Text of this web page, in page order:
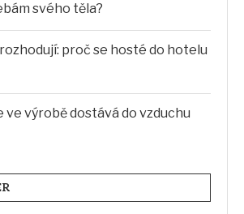
svého těla?
proč se hosté do hotelu
ve výrobě dostává do vzduchu